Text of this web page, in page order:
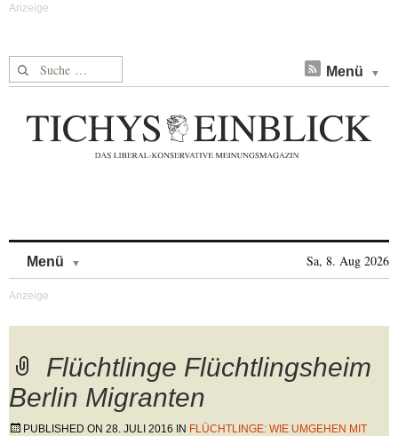
Suche nach: Menü
Menü Sa, 8. Aug 2026
Flüchtlinge Flüchtlingsheim
Berlin Migranten
PUBLISHED ON 28. JULI 2016 IN FLÜCHTLINGE: WIE UMGEHEN MIT